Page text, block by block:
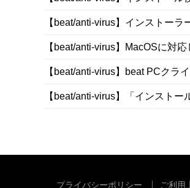
【beat/anti-virus】インストー
【beat/anti-virus】MacOSに対
【beat/anti-virus】beat PCクラ
【beat/anti-virus】「インスト
プライバシーポリシー ご利用